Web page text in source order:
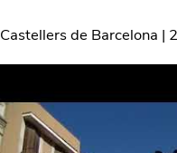
Castellers de Barcelona |